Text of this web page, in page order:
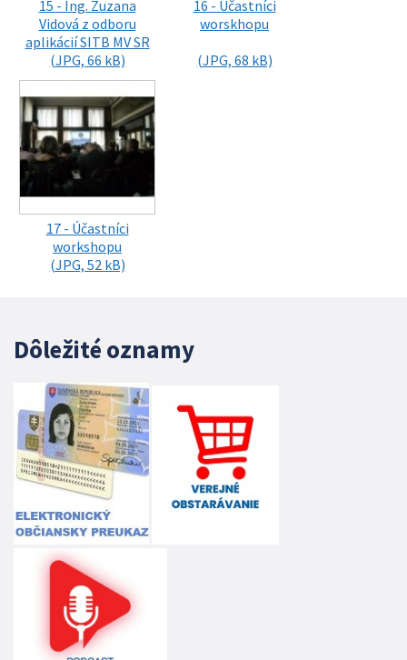
15 - Ing. Zuzana
Vidová z odboru
aplikácií SITB MV SR
(JPG, 66 kB)
16 - Účastníci
worskhopu
(JPG, 68 kB)
17 - Účastníci
workshopu
(JPG, 52 kB)
Dôležité oznamy